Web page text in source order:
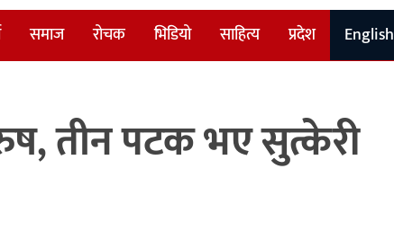
समाज रोचक भिडियो साहित्य प्रदेश English
तीन पटक भए सुत्केरी